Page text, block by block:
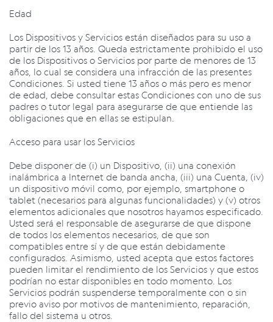
Edad
Los Dispositivos y Servicios están diseñados para su uso a
partir de los 13 años. Queda estrictamente prohibido el uso
de los Dispositivos o Servicios por parte de menores de 13
años, lo cual se considera una infracción de las presentes
Condiciones. Si usted tiene 13 años o más pero es menor
de edad, debe consultar estas Condiciones con uno de sus
padres o tutor legal para asegurarse de que entiende las
obligaciones que en ellas se estipulan.
Acceso para usar los Servicios
Debe disponer de (i) un Dispositivo, (ii) una conexión
inalámbrica a Internet de banda ancha, (iii) una Cuenta, (iv)
un dispositivo móvil como, por ejemplo, smartphone o
tablet (necesarios para algunas funcionalidades) y (v) otros
elementos adicionales que nosotros hayamos especificado.
Usted será el responsable de asegurarse de que dispone
de todos los elementos necesarios, de que son
compatibles entre sí y de que están debidamente
configurados. Asimismo, usted acepta que estos factores
pueden limitar el rendimiento de los Servicios y que estos
podrían no estar disponibles en todo momento. Los
Servicios podrán suspenderse temporalmente con o sin
previo aviso por motivos de mantenimiento, reparación,
fallo del sistema u otros.